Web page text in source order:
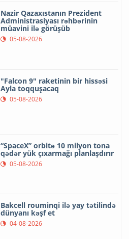
Nazir Qazaxıstanın Prezident
Administrasiyası rəhbərinin
müavini ilə görüşüb
05-08-2026
"Falcon 9" raketinin bir hissəsi
Ayla toqquşacaq
05-08-2026
“SpaceX” orbitə 10 milyon tona
qədər yük çıxarmağı planlaşdırır
05-08-2026
Bakcell rouminqi ilə yay tətilində
dünyanı kəşf et
04-08-2026